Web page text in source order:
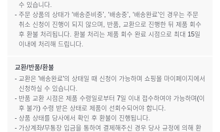
수 있습니다.
- 주문 상품의 상태가 ‘배송준비중’, ‘배송중’, ‘배송완료’인 경우는 주문
취소 신청이 진행이 되지 않으며, 반품, 교환으로 진행한 뒤 제품 회수
후 환불 처리됩니다. 환불 처리는 제품 회수 완료 시점으로 최대 15일
이내에 처리해 드립니다.
교환/반품/환불
- 교환은 '배송완료'의 상태일 때 신청이 가능하며 쇼핑몰 마이페이지에서
신청하실 수 있습니다.
- 반품 교환 시점은 제품 수령일로부터 7일 이내 접수하여야 가능하며(이
후 불가) 수령 받은 상태로 제품이 선회수되어야 합니다.
- 상품 상태를 당사에서 확인 후 환불이 진행됩니다.
- 가상계좌/무통장 입금을 통하여 결제해주신 경우 당사 규정에 의해 환